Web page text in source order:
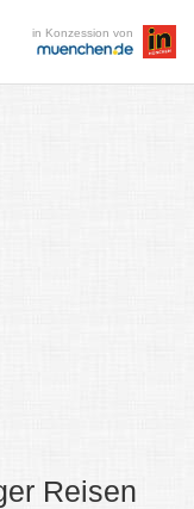
in Konzession von
Reisen